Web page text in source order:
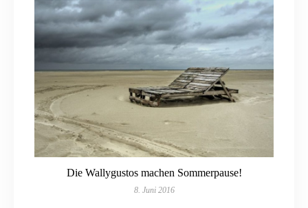
Die Wallygustos machen Sommerpause!
8. Juni 2016